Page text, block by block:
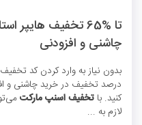
تا %65 تخفیف
چاشنی و افزودنی
بدون نیاز به وارد کردنکد تخفیف
درصد تخفیف در خرید چاشنی و
کنید. با تخفیف اسنپ مارکت
لازم به ...